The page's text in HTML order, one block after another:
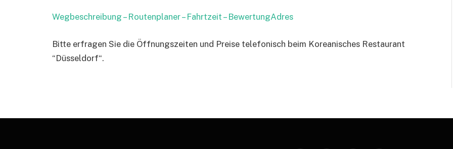
Wegbeschreibung – Routenplaner – Fahrtzeit – BewertungAdres
Bitte erfragen Sie die Öffnungszeiten und Preise telefonisch beim Koreanisches Restaurant
“Düsseldorf“.